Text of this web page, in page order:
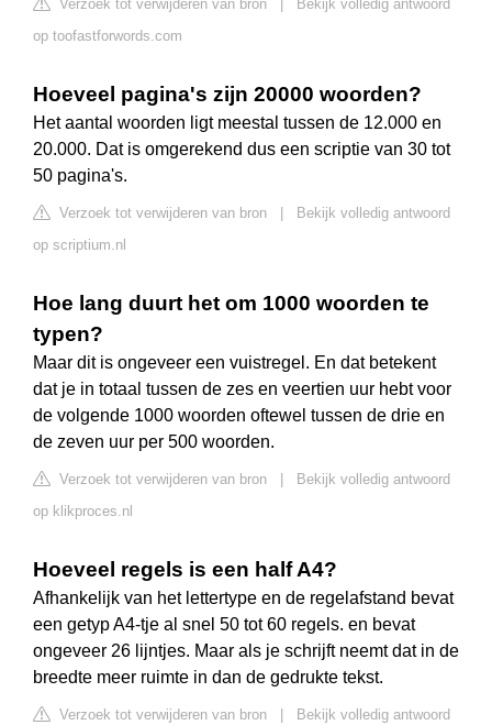
Verzoek tot verwijderen van bron
Bekijk volledig antwoord
op toofastforwords.com
Hoeveel pagina's zijn 20000 woorden?
Het aantal woorden ligt meestal tussen de 12.000 en
20.000. Dat is omgerekend dus een scriptie van 30 tot
50 pagina's.
Verzoek tot verwijderen van bron
Bekijk volledig antwoord
op scriptium.nl
Hoe lang duurt het om 1000 woorden te
typen?
Maar dit is ongeveer een vuistregel. En dat betekent
dat je in totaal tussen de zes en veertien uur hebt voor
de volgende 1000 woorden oftewel tussen de drie en
de zeven uur per 500 woorden.
Verzoek tot verwijderen van bron
Bekijk volledig antwoord
op klikproces.nl
Hoeveel regels is een half A4?
Afhankelijk van het lettertype en de regelafstand bevat
een getyp A4-tje al snel 50 tot 60 regels. en bevat
ongeveer 26 lijntjes. Maar als je schrijft neemt dat in de
breedte meer ruimte in dan de gedrukte tekst.
Verzoek tot verwijderen van bron
Bekijk volledig antwoord